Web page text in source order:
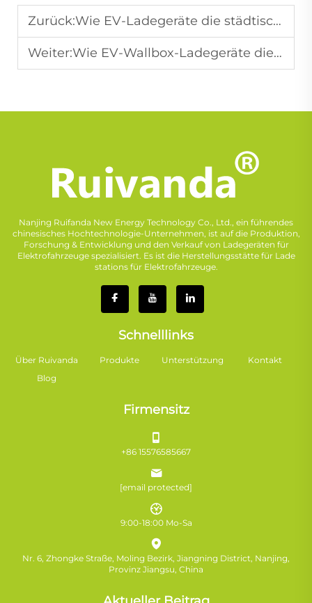
Zurück:Wie EV-Ladegeräte die städtische Mobilität gestalten
Weiter:Wie EV-Wallbox-Ladegeräte die Bequemlichkeit und Geschwindigkeit des Heimladens erhöhen
Nanjing Ruifanda New Energy Technology Co., Ltd., ein führendes
chinesisches Hochtechnologie-Unternehmen, ist auf die Produktion,
Forschung & Entwicklung und den Verkauf von Ladegeräten für
Elektrofahrzeuge spezialisiert. Es ist die Herstellungsstätte für Lade
stations für Elektrofahrzeuge.
Schnelllinks
Über Ruivanda Produkte Unterstützung
Kontakt
Blog
Firmensitz
+86 15576585667
[email protected]
9:00-18:00 Mo-Sa
Nr. 6, Zhongke Straße, Moling Bezirk, Jiangning District, Nanjing,
Provinz Jiangsu, China